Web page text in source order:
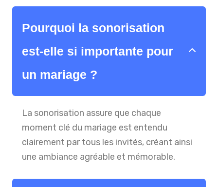
Pourquoi la sonorisation
est-elle si importante pour
un mariage ?
La sonorisation assure que chaque
moment clé du mariage est entendu
clairement par tous les invités, créant ainsi
une ambiance agréable et mémorable.